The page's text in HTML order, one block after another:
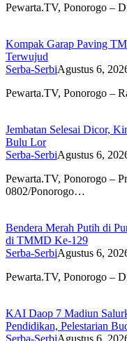
Pewarta.TV, Ponorogo –
Kompak Garap Paving
Terwujud
Serba-SerbiAgustus 6,
Pewarta.TV, Ponorogo –
Jembatan Selesai Dicor,
Bulu Lor
Serba-SerbiAgustus 6,
Pewarta.TV, Ponorogo –
0802/Ponorogo…
Bendera Merah Putih di
di TMMD Ke-129
Serba-SerbiAgustus 6,
Pewarta.TV, Ponorogo –
KAI Daop 7 Madiun
Pendidikan, Pelestarian
Serba-SerbiAgustus 6,